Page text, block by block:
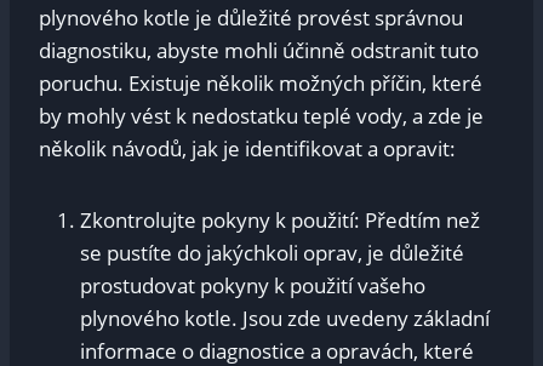
plynového kotle je důležité provést správnou
diagnostiku, abyste mohli účinně odstranit tuto
poruchu. Existuje několik možných příčin, které
by mohly vést k nedostatku teplé vody, a zde je
několik návodů, jak je identifikovat a opravit:
Zkontrolujte pokyny k použití: Předtím než
se pustíte do jakýchkoli oprav, je důležité
prostudovat pokyny k použití vašeho
plynového kotle. Jsou zde uvedeny základní
informace o diagnostice a opravách, které